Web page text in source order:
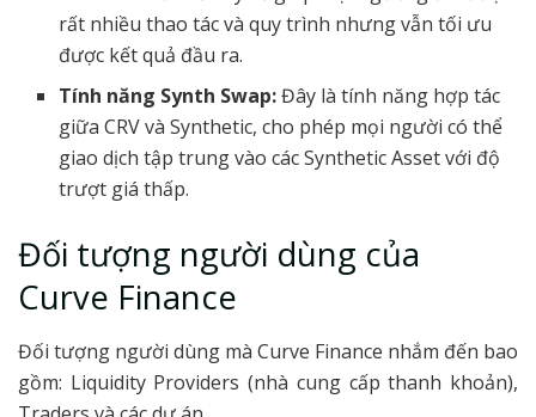
rất nhiều thao tác và quy trình nhưng vẫn tối ưu
được kết quả đầu ra.
Tính năng Synth Swap:Đây là tính năng hợp tác
giữa CRV và Synthetic, cho phép mọi người có thể
giao dịch tập trung vào các Synthetic Asset với độ
trượt giá thấp.
Đối tượng người dùng của
Curve Finance
Đối tượng người dùng mà Curve Finance nhắm đến bao
gồm: Liquidity Providers (nhà cung cấp thanh khoản),